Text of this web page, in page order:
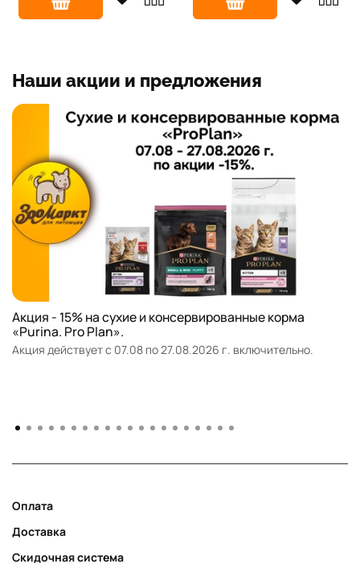
Наши акции и предложения
Акция - 15% на сухие и консервированные корма
«Purina. Pro Plan».
Акция действует с 07.08 по 27.08.2026 г. включительно.
Оплата
Доставка
Скидочная система